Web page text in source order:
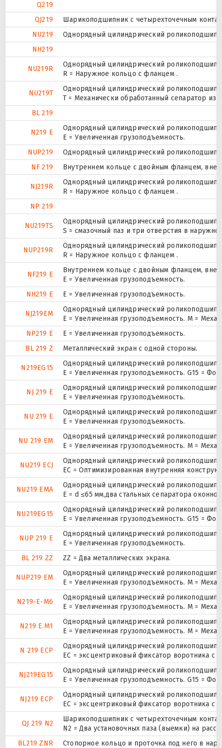
Q219
QJ219
Шарикоподшипник с четырехточечным
NU219
Однорядный цилиндрический
NH219
NU219R
Однорядный цилиндрический
R = Наружное кольцо с фланцем .
NU219T
Однорядный цилиндрический
T = Механически обработанный сепаратор из
BL 219
N219 E
Однорядный цилиндрический
Е = Увеличенная грузоподъемность.
NUP219
Однорядный цилиндрический
NF 219
Внутреннем кольце с двойным фланцем,
NJ219R
Однорядный цилиндрический
R = Наружное кольцо с фланцем .
NP 219
NU219TS
Однорядный цилиндрический
S = смазочный паз и три отверстия в
NUP219R
Однорядный цилиндрический
R = Наружное кольцо с фланцем .
NF219 E
Внутреннем кольце с двойным фланцем,
Е = Увеличенная грузоподъемность.
NH219 E
Е = Увеличенная грузоподъемность.
NJ219EM
Однорядный цилиндрический
E = Увеличенная грузоподъемность. М =
NP219 E
Е = Увеличенная грузоподъемность.
BL 219 Z
Металлический экран с одной стороны.
N219EG15
Однорядный цилиндрический
E = Увеличенная грузоподъемность. G15 =
NJ 219 E
Однорядный цилиндрический
Е = Увеличенная грузоподъемность.
NU 219 E
Однорядный цилиндрический
Е = Увеличенная грузоподъемность.
NU 219 EM
Однорядный цилиндрический
E = Увеличенная грузоподъемность. М =
NU219 ECJ
Однорядный цилиндрический
EC = Оптимизированная внутренняя
NU219 EMA
Однорядный цилиндрический
E = d ≤65 мм,два стальных сепаратора
NU219EG15
Однорядный цилиндрический
E = Увеличенная грузоподъемность. G15 =
NUP 219 E
Однорядный цилиндрический
Е = Увеличенная грузоподъемность.
BL 219 ZZ
ZZ = Два металлических экрана.
NUP219 EM
Однорядный цилиндрический
E = Увеличенная грузоподъемность. М =
N219-E-M6
Однорядный цилиндрический
E = Увеличенная грузоподъемность. М =
N219 E.M1
Однорядный цилиндрический
E = Увеличенная грузоподъемность. М =
N 219 ECP
Однорядный цилиндрический
ЕС = эксцентриковый фиксатор воротника с
NJ219EG15
Однорядный цилиндрический
E = Увеличенная грузоподъемность. G15 =
NJ219 ECP
Однорядный цилиндрический
ЕС = эксцентриковый фиксатор воротника с
QJ 219 N2
Шарикоподшипник с четырехточечным
N2 = Два установочных паза (выемки) на
BL219 ZNR
Стопорное кольцо и проточка под него в